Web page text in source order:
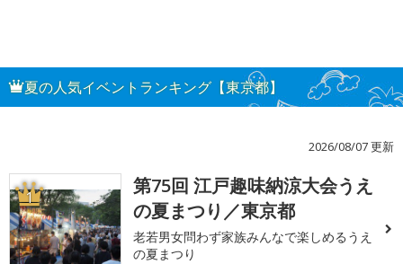
夏の人気イベントランキング【東京都】
2026/08/07 更新
1
第75回 江戸趣味納涼大会うえ
の夏まつり／東京都
老若男女問わず家族みんなで楽しめるうえ
の夏まつり